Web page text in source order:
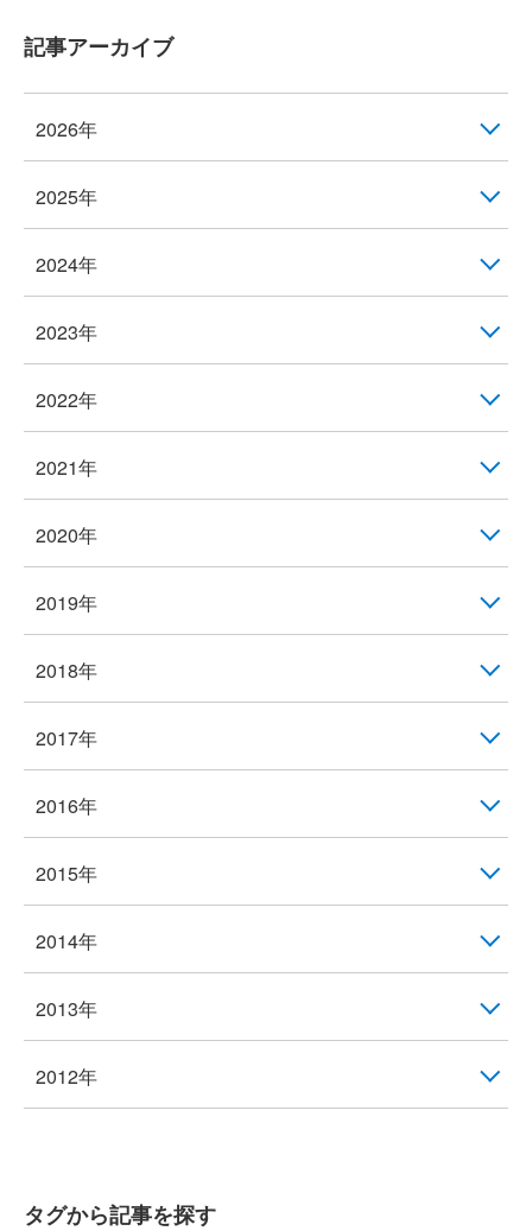
記事アーカイブ
2026年
2025年
2024年
2023年
2022年
2021年
2020年
2019年
2018年
2017年
2016年
2015年
2014年
2013年
2012年
タグから記事を探す